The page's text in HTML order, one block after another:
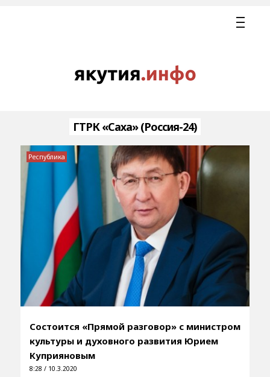
ГТРК «Саха» (Россия-24)
Состоится «Прямой разговор» с министром
культуры и духовного развития Юрием
Куприяновым
8:28 / 10.3.2020
Республика